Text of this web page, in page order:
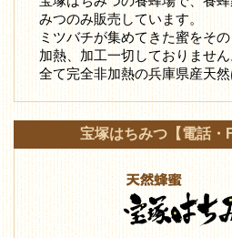
みつのみ販売しています。
ミツバチが集めてきた蜜をその
加熱、加工一切しておりませ
全て完全非加熱の兵庫県産天
宝塚はちみつ【電話・